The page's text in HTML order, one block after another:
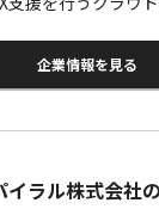
企業情報を見る
イラル株式会社